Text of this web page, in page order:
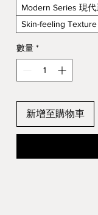
Modern Series 現
Skin-feeling
數量 *
新增至購物車